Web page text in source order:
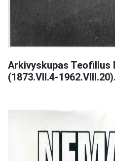
Arkivyskupas Teofilius
(1873.VII.4-1962.VIII.20).